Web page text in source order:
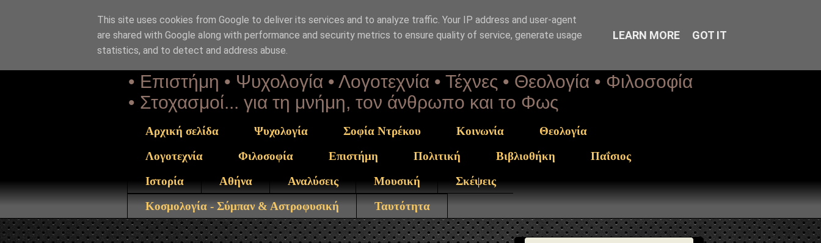
Αέναη επΑνάσταση
• Επιστήμη • Ψυχολογία • Λογοτεχνία • Τέχνες • Θεολογία • Φιλοσοφία
• Στοχασμοί... για τη μνήμη, τον άνθρωπο και το Φως
Αρχική σελίδα Ψυχολογία Σοφία Ντρέκου Κοινωνία
Θεολογία
Λογοτεχνία
Φιλοσοφία Επιστήμη Πολιτική Βιβλιοθήκη
Παΐσιος
Ιστορία
Αθήνα Αναλύσεις Μουσική
Σκέψεις
Κοσμολογία - Σύμπαν & Αστροφυσική
Ταυτότητα
This site uses cookies from Google to deliver its services and to analyze traffic. Your IP address and user-agent
are shared with Google along with performance and security metrics to ensure quality of service, generate usage
statistics, and to detect and address abuse.
LEARN MORE GOT IT